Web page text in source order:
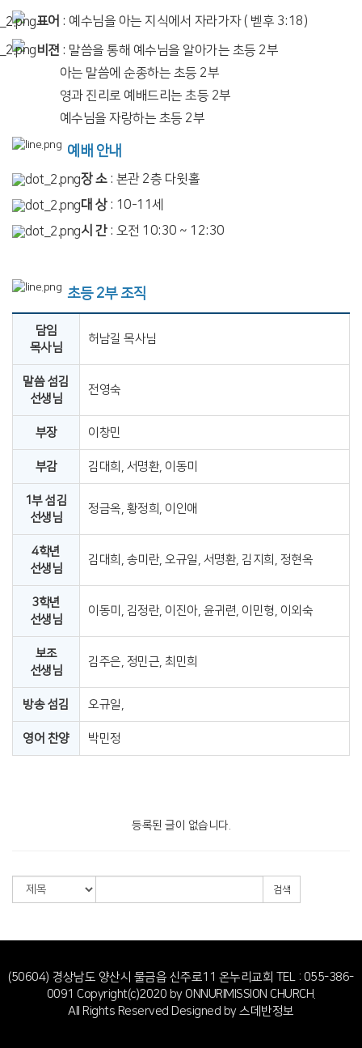
표어 : 예수님을 아는 지식에서 자라가자 ( 벧후 3:18)
비젼 : 말씀을 통해 예수님을 알아가는 초등 2부
아는 말씀에 순종하는 초등 2부
영과 진리로 예배드리는 초등 2부
예수님을 자랑하는 초등 2부
예배 안내
장 소: 본관 2층 다윗홀
대 상: 10-11세
시 간: 오전 10:30 ~ 12:30
초등 2부 조직
담임
목사님
허남길 목사님
말씀 섬김
선생님
전영숙
부장 이창민
부감 김대희, 서명환, 이동미
1부 섬김
선생님
정금옥, 황정희, 이인애
4학년
선생님
김대희, 송미란, 오규일, 서명환, 김지희, 정현옥
3학년
선생님
이동미, 김정란, 이진아, 윤귀련, 이민형, 이외숙
보조
선생님
김주은, 정민근, 최민희
방송 섬김 오규일,
영어 찬양 박민정
등록된 글이 없습니다.
검색
(50604) 경상남도 양산시 물금읍 신주로11 온누리교회 TEL : 055-386-
0091 Copyright(c)2020 by ONNURIMISSION CHURCH.
All Rights Reserved Designed by스데반정보